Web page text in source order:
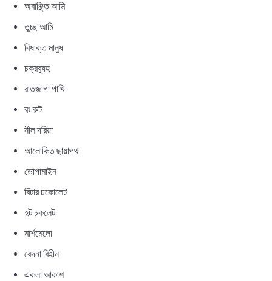
অবাঞ্ছিত আমি
তুচ্ছ আমি
বিষাক্ত মানুষ
চক্রব্যূহ
রাতজাগা পাখি
রং রুট
নীল দরিয়া
আলোকিত ছায়াপথ
ডোপামাইন
বিটার চকোলেট
হট চকলেট
মার্শমেলো
বেদনা বিহীন
একলা আকাশ